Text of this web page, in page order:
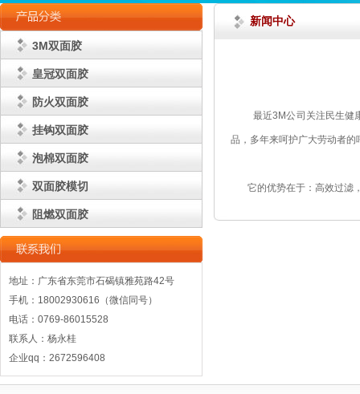
3M双面胶
皇冠双面胶
防火双面胶
挂钩双面胶
泡棉双面胶
双面胶模切
阻燃双面胶
地址：广东省东莞市石碣镇雅苑路42号
手机：18002930616（微信同号）
电话：0769-86015528
联系人：杨永桂
企业qq：2672596408
新闻中心
最近3M公司关注民生健康
品，多年来呵护广大劳动者
它的优势在于：高效过滤，